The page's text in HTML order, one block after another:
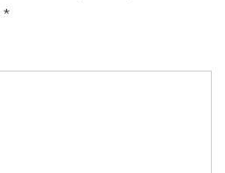
*